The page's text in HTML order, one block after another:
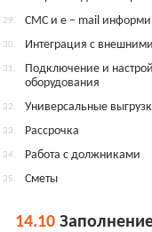
29. СМС и e – mail
30. Интеграция с
31.
Подключение и
оборудования
32. Универсальные
33. Рассрочка
34. Работа с должниками
35. Сметы
14.10